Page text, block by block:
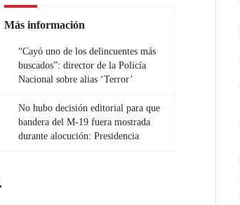
Más información
“Cayó uno de los delincuentes más
buscados”: director de la Policía
Nacional sobre alias ‘Terror’
No hubo decisión editorial para que
bandera del M-19 fuera mostrada
durante alocución: Presidencia